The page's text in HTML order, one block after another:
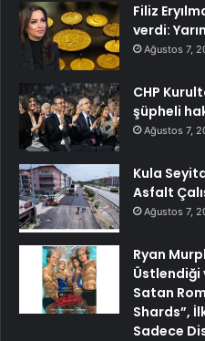
Filiz
verdi:
Ağustos 7,
CHP
şüpheli
Ağustos 7,
Kula
Asfalt
Ağustos 7,
Ryan
Üstlendiği
Satan
Shards”,
Sadece